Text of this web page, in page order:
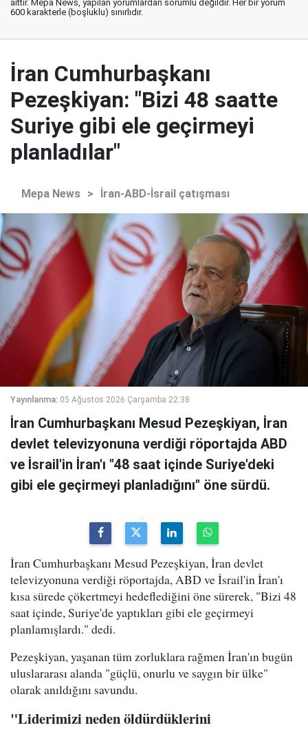
aittir. Mepa News, yapılan yorumlardan sorumlu değildir. Her bir yorum
600 karakterle (boşluklu) sınırlıdır.
İran Cumhurbaşkanı
Pezeşkiyan: "Bizi 48 saatte
Suriye gibi ele geçirmeyi
planladılar"
Mepa News > İran-ABD-İsrail çatışması
Yayınlanma: 05 Ağustos 2026 Çarşamba 22:38
İran Cumhurbaşkanı Mesud Pezeşkiyan, İran
devlet televizyonuna verdiği röportajda ABD
ve İsrail'in İran'ı "48 saat içinde Suriye'deki
gibi ele geçirmeyi planladığını" öne sürdü.
İran Cumhurbaşkanı Mesud Pezeşkiyan, İran devlet
televizyonuna verdiği röportajda, ABD ve İsrail'in İran'ı
kısa sürede çökertmeyi hedeflediğini öne sürerek, "Bizi 48
saat içinde, Suriye'de yaptıkları gibi ele geçirmeyi
planlamışlardı." dedi.
Pezeşkiyan, yaşanan tüm zorluklara rağmen İran'ın bugün
uluslararası alanda "güçlü, onurlu ve saygın bir ülke"
olarak anıldığını savundu.
"Liderimizi neden öldürdüklerini